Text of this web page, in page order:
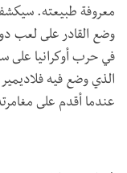
معروفة طبيعته.
وضع القادر على لعب
في حرب أوكرانيا على
الذي وضع فيه
عندما أقدم على